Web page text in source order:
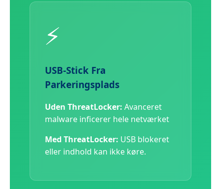
⚡
USB-Stick Fra
Parkeringsplads
Uden ThreatLocker: Avanceret
malware inficerer hele netværket
Med ThreatLocker: USB blokeret
eller indhold kan ikke køre.